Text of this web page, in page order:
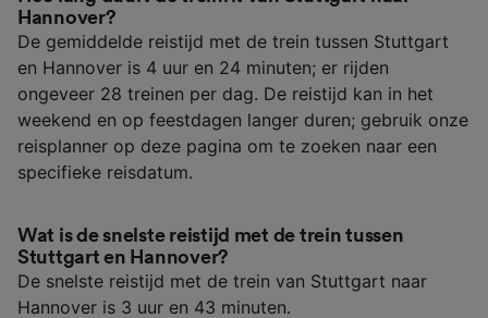
Hannover?
De gemiddelde reistijd met de trein tussen Stuttgart
en Hannover is 4 uur en 24 minuten; er rijden
ongeveer 28 treinen per dag. De reistijd kan in het
weekend en op feestdagen langer duren; gebruik onze
reisplanner op deze pagina om te zoeken naar een
specifieke reisdatum.
Wat is de snelste reistijd met de trein tussen
Stuttgart en Hannover?
De snelste reistijd met de trein van Stuttgart naar
Hannover is 3 uur en 43 minuten.